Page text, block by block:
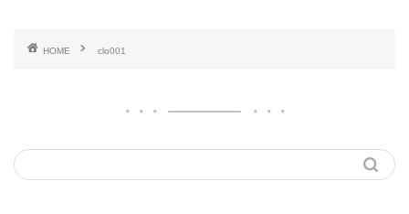
HOME clo001